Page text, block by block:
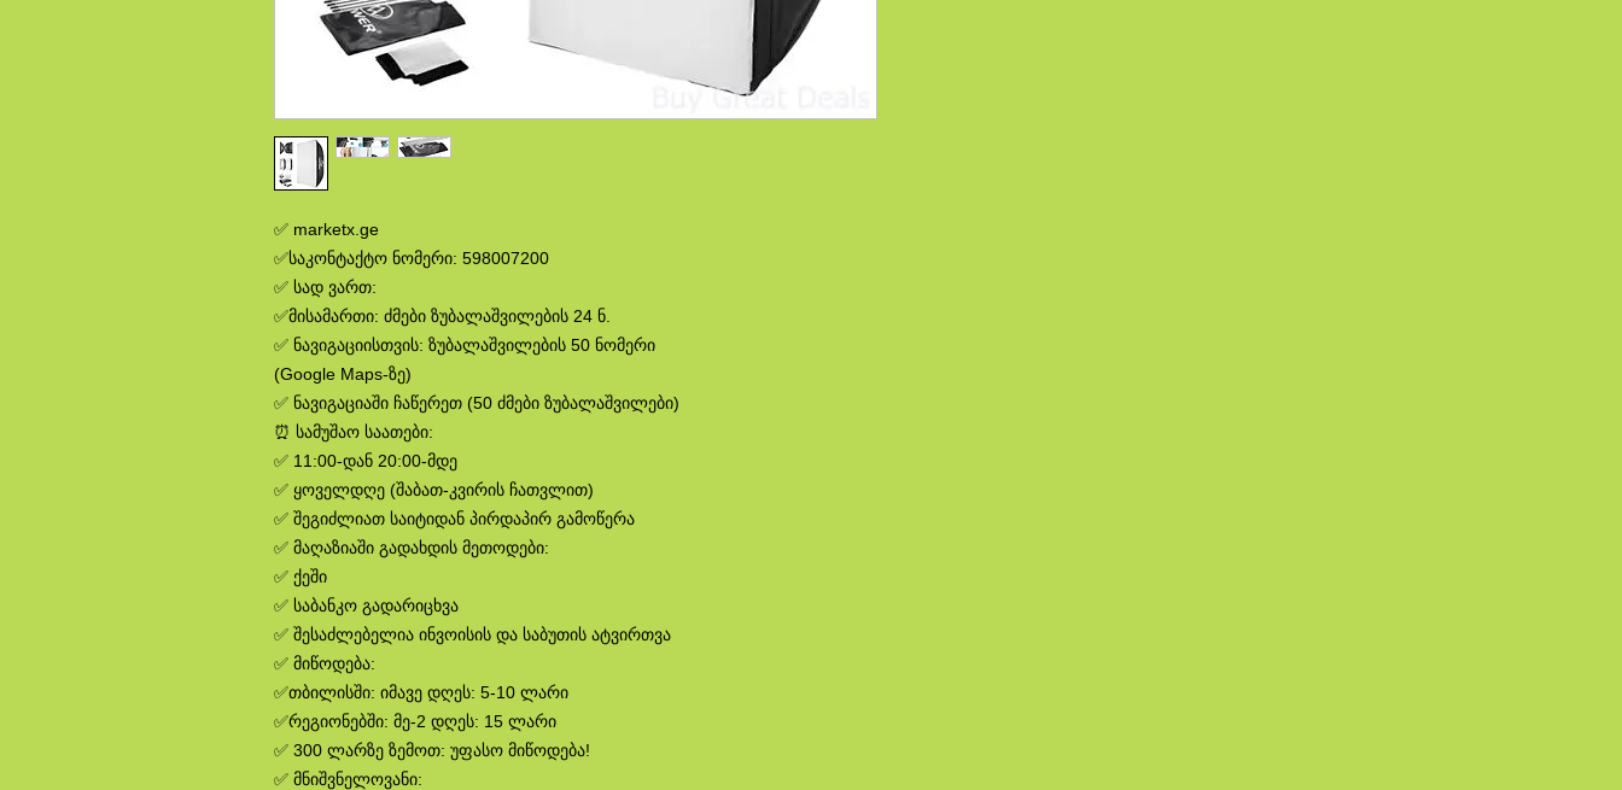
✅ marketx.ge
✅საკონტაქტო ნომერი: 598007200
✅ სად ვართ:
✅მისამართი: ძმები ზუბალაშვილების 24 ნ.
✅ ნავიგაციისთვის: ზუბალაშვილების 50 ნომერი
(Google Maps-ზე)
✅ ნავიგაციაში ჩაწერეთ (50 ძმები ზუბალაშვილები)
⏰ სამუშაო საათები:
✅ 11:00-დან 20:00-მდე
✅ ყოველდღე (შაბათ-კვირის ჩათვლით)
✅ შეგიძლიათ საიტიდან პირდაპირ გამოწერა
✅ მაღაზიაში გადახდის მეთოდები:
✅ ქეში
✅ საბანკო გადარიცხვა
✅ შესაძლებელია ინვოისის და საბუთის ატვირთვა
✅ მიწოდება:
✅თბილისში: იმავე დღეს: 5-10 ლარი
✅რეგიონებში: მე-2 დღეს: 15 ლარი
✅ 300 ლარზე ზემოთ: უფასო მიწოდება!
✅ მნიშვნელოვანი: